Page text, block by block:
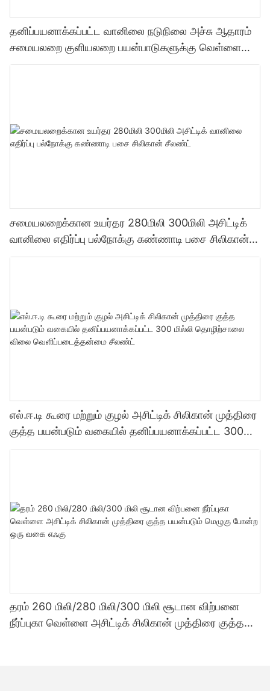
தனிப்பயனாக்கப்பட்ட வானிலை நடுநிலை அச்சு ஆதாரம்
சமையலறை குளியலறை பயன்பாடுகளுக்கு வெள்ளை
சிலிகான் முத்திரை குத்த பயன்படும் மெழுகு போன்ற ஒரு
சமையலறைக்கான உயர்தர 280மிலி 300மிலி அசிட்டிக்
வானிலை எதிர்ப்பு பல்நோக்கு கண்ணாடி பசை சிலிகான்
சீலண்ட்
எல்.ஈ.டி கூரை மற்றும் குழல் அசிட்டிக் சிலிகான் முத்திரை
குத்த பயன்படும் வகையில் தனிப்பயனாக்கப்பட்ட 300
மில்லி தொழிற்சாலை விலை வெளிப்படைத்தன்மை
தரம் 260 மிலி/280 மிலி/300 மிலி சூடான விற்பனை
நீர்ப்புகா வெள்ளை அசிட்டிக் சிலிகான் முத்திரை குத்த